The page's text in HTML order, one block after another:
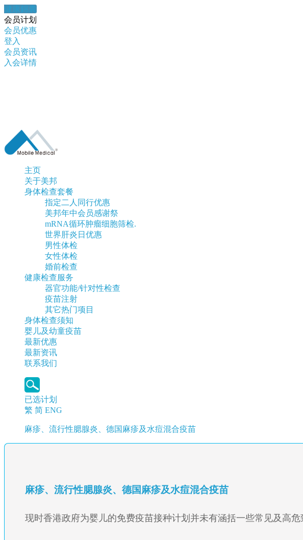
健康錦囊
会员计划
会员优惠
登入
会员资讯
入会详情
主页
关于美邦
身体检查套餐
指定二人同行优惠
美邦年中会员感谢祭
mRNA循环肿瘤细胞筛检.
世界肝炎日优惠
男性体检
女性体检
婚前检查
健康检查服务
器官功能/针对性检查
疫苗注射
其它热门项目
身体检查须知
婴儿及幼童疫苗
最新优惠
最新资讯
联系我们
已选计划
繁 简 ENG
麻疹、流行性腮腺炎、德国麻疹及水痘混合疫苗
麻疹、流行性腮腺炎、德国麻疹及水痘混合疫苗
现时香港政府为婴儿的免费疫苗接种计划并未有涵括一些常见及高